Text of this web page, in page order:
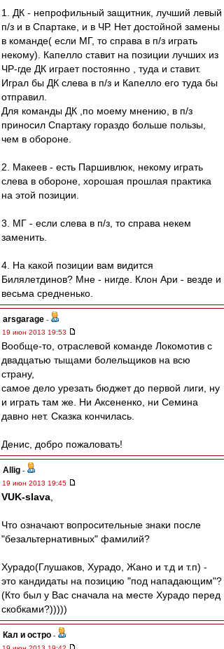
1. ДК - непрофильный защитник, лучший левый
п/з и в Спартаке, и в ЧР. Нет достойной замены
в команде( если МГ, то справа в п/з играть
некому). Капелло ставит на позиции лучших из
ЧР-где ДК играет постоянно , туда и ставит.
Играл бы ДК слева в п/з и Капелло его туда бы
отправил.
Для команды ДК ,по моему мнению, в п/з
приносил Спартаку гораздо больше пользы,
чем в обороне.
2. Макеев - есть Паршивлюк, некому играть
слева в обороне, хорошая прошлая практика
на этой позиции.
3. МГ - если слева в п/з, то справа некем
заменить.
4. На какой позиции вам видится
Билялетдинов? Мне - нигде. Клон Ари - везде и
весьма средненько.
arsgarage -
19 июн 2013 19:53
Вообще-то, отраслевой команде Локомотив с
двадцатью тыщами болельщиков на всю
страну,
самое дело урезать бюджет до первой лиги, ну
и играть там же. Ни Аксененко, ни Семина
давно нет. Сказка кончилась.
Денис, добро пожаловать!
Allig -
19 июн 2013 19:45
VUK-slava
Что означают вопросительные знаки после
"безальтернативных" фамилий?
Хурадо(Глушаков, Хурадо, Жано и т.д и т.п) -
это кандидаты на позицию "под нападающим"?
(Кто был у Вас сначала на месте Хурадо перед
скобками?)))))
Кал и остро -